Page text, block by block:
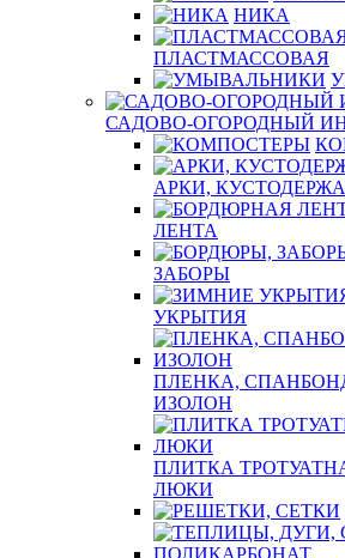
НИКА
ПЛАСТМАССОВАЯ
САДОВО-ОГОРОДНЫЙ
АРКИ,
ЛЕНТА
ЗАБОРЫ
УКРЫТИЯ
ПЛЕНКА,
ИЗОЛОН
ПЛИТКА
ЛЮКИ